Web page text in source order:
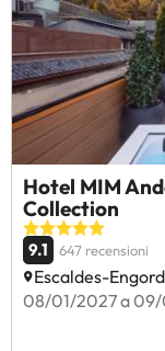
Hotel MIM
Collection
9.1 647 recensioni
Escaldes-
08/01/2027 a 09/